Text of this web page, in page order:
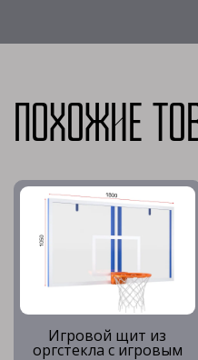
Похожие
Игровой щит из
оргстекла с игровым